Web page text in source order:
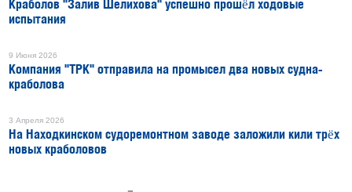
Краболов "Залив Шелихова" успешно прошёл ходовые
испытания
9 Июня 2026
Компания "ТРК" отправила на промысел два новых судна-
краболова
3 Апреля 2026
На Находкинском судоремонтном заводе заложили кили трёх
новых краболовов